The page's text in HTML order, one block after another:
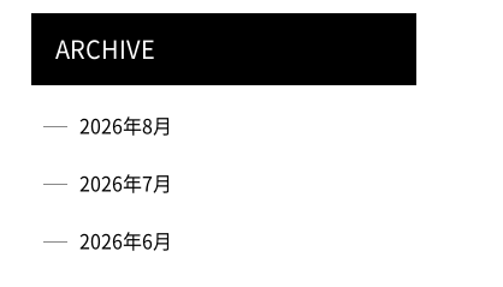
ARCHIVE
2026年8月
2026年7月
2026年6月